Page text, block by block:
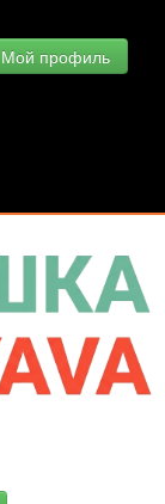
Мой профиль